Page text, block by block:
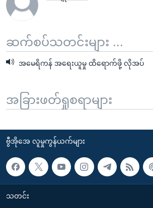
ဆက်စပ်သတင်းများ ...
အမေရိကန် အရေးယူမှု ထိရောက်ဖို့ လိုအပ်
အခြားဖတ်ရှုစရာများ
ဗွီအိုအေ လူမှုကွန်ယက်များ
သတင်း